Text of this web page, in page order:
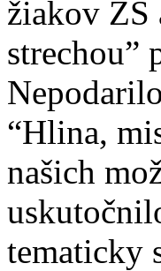
žiakov ZŠ
strechou”
“Hlina,
našich
tematicky